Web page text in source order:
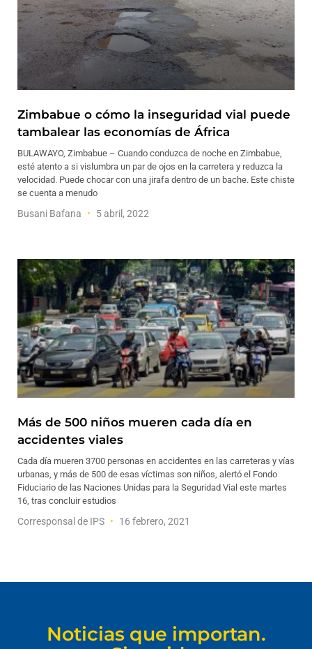
Zimbabue o cómo la inseguridad vial puede
tambalear las economías de África
BULAWAYO, Zimbabue – Cuando conduzca de noche en Zimbabue,
esté atento a si vislumbra un par de ojos en la carretera y reduzca la
velocidad. Puede chocar con una jirafa dentro de un bache. Este chiste
se cuenta a menudo
Busani Bafana 5 abril, 2022
Más de 500 niños mueren cada día en
accidentes viales
Cada día mueren 3700 personas en accidentes en las carreteras y vías
urbanas, y más de 500 de esas víctimas son niños, alertó el Fondo
Fiduciario de las Naciones Unidas para la Seguridad Vial este martes
16, tras concluir estudios
Corresponsal de IPS 16 febrero, 2021
Noticias que importan.